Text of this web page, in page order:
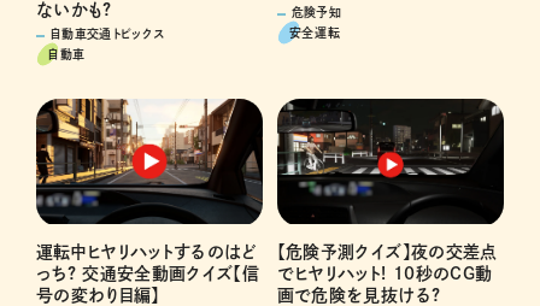
ないかも?
自動車交通トピックス
自動車
危険予知
安全運転
運転中ヒヤリハットするのはど
っち? 交通安全動画クイズ【信
号の変わり目編】
【危険予測クイズ】夜の交差点
でヒヤリハット! 10秒のCG動
画で危険を見抜ける?